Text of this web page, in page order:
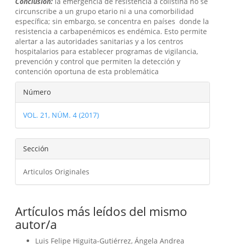
circunscribe a un grupo etario ni a una comorbilidad
específica; sin embargo, se concentra en países donde la
resistencia a carbapenémicos es endémica. Esto permite
alertar a las autoridades sanitarias y a los centros
hospitalarios para establecer programas de vigilancia,
prevención y control que permiten la detección y
contención oportuna de esta problemática
Detalles
del
artículo
Número
VOL. 21, NÚM. 4 (2017)
Sección
Articulos Originales
Artículos más leídos del mismo
autor/a
Luis Felipe Higuita-Gutiérrez, Ángela Andrea